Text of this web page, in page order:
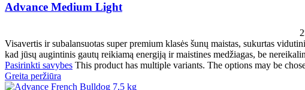
Advance Medium Light
Visavertis ir subalansuotas super premium klasės šunų maistas, sukurtas
kad jūsų augintinis gautų reikiamą energiją ir maistines medžiagas, be
Pasirinkti savybes This product has multiple variants. The options may be
Greita peržiūra